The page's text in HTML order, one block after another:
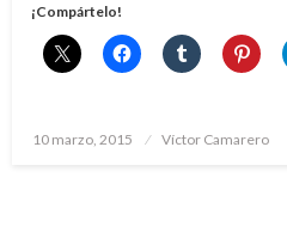
¡Compártelo!
Publicado
10 marzo, 2015 Víctor Camarero